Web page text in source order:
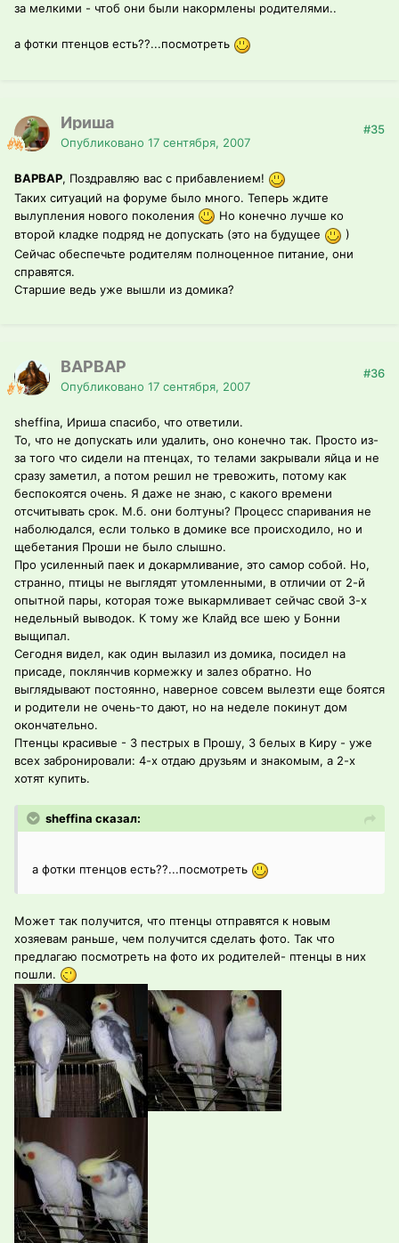
за мелкими - чтоб они были накормлены родителями..
а фотки птенцов есть??...посмотреть
Ириша
Опубликовано 17 сентября, 2007
#35
ВАРВАР, Поздравляю вас с прибавлением!
Таких ситуаций на форуме было много. Теперь ждите
вылупления нового поколения
Но конечно лучше ко
второй кладке подряд не допускать (это на будущее
)
Сейчас обеспечьте родителям полноценное питание, они
справятся.
Старшие ведь уже вышли из домика?
ВАРВАР
Опубликовано 17 сентября, 2007
#36
sheffina, Ириша спасибо, что ответили.
То, что не допускать или удалить, оно конечно так. Просто из-
за того что сидели на птенцах, то телами закрывали яйца и не
сразу заметил, а потом решил не тревожить, потому как
беспокоятся очень. Я даже не знаю, с какого времени
отсчитывать срок. М.б. они болтуны? Процесс спаривания не
наболюдался, если только в домике все происходило, но и
щебетания Проши не было слышно.
Про усиленный паек и докармливание, это самор собой. Но,
странно, птицы не выглядят утомленными, в отличии от 2-й
опытной пары, которая тоже выкармливает сейчас свой 3-х
недельный выводок. К тому же Клайд все шею у Бонни
выщипал.
Сегодня видел, как один вылазил из домика, посидел на
присаде, поклянчив кормежку и залез обратно. Но
выглядывают постоянно, наверное совсем вылезти еще боятся
и родители не очень-то дают, но на неделе покинут дом
окончательно.
Птенцы красивые - 3 пестрых в Прошу, 3 белых в Киру - уже
всех забронировали: 4-х отдаю друзьям и знакомым, а 2-х
хотят купить.
sheffina сказал:
а фотки птенцов есть??...посмотреть
Может так получится, что птенцы отправятся к новым
хозяевам раньше, чем получится сделать фото. Так что
предлагаю посмотреть на фото их родителей- птенцы в них
пошли.